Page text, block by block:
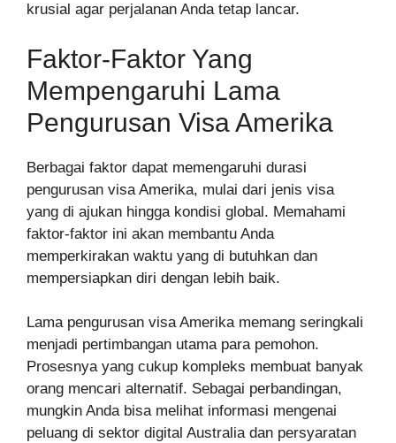
krusial agar perjalanan Anda tetap lancar.
Faktor-Faktor Yang
Mempengaruhi Lama
Pengurusan Visa Amerika
Berbagai faktor dapat memengaruhi durasi
pengurusan visa Amerika, mulai dari jenis visa
yang di ajukan hingga kondisi global. Memahami
faktor-faktor ini akan membantu Anda
memperkirakan waktu yang di butuhkan dan
mempersiapkan diri dengan lebih baik.
Lama pengurusan visa Amerika memang seringkali
menjadi pertimbangan utama para pemohon.
Prosesnya yang cukup kompleks membuat banyak
orang mencari alternatif. Sebagai perbandingan,
mungkin Anda bisa melihat informasi mengenai
peluang di sektor digital Australia dan persyaratan